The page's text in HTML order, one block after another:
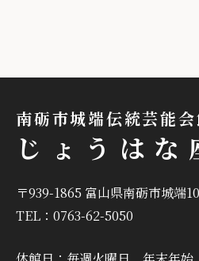
南砺市城端伝統芸能会
じょうはな
〒939-1865 富山県南砺市城端
TEL：0763-62-5050